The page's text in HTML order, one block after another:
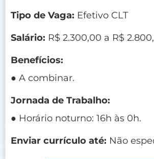
Tipo de Vaga: Efetivo CLT
Salário: R$ 2.300,00 a R$
Benefícios:
● A combinar.
Jornada de Trabalho:
● Horário noturno: 16h às 0h.
Enviar currículo até: Não